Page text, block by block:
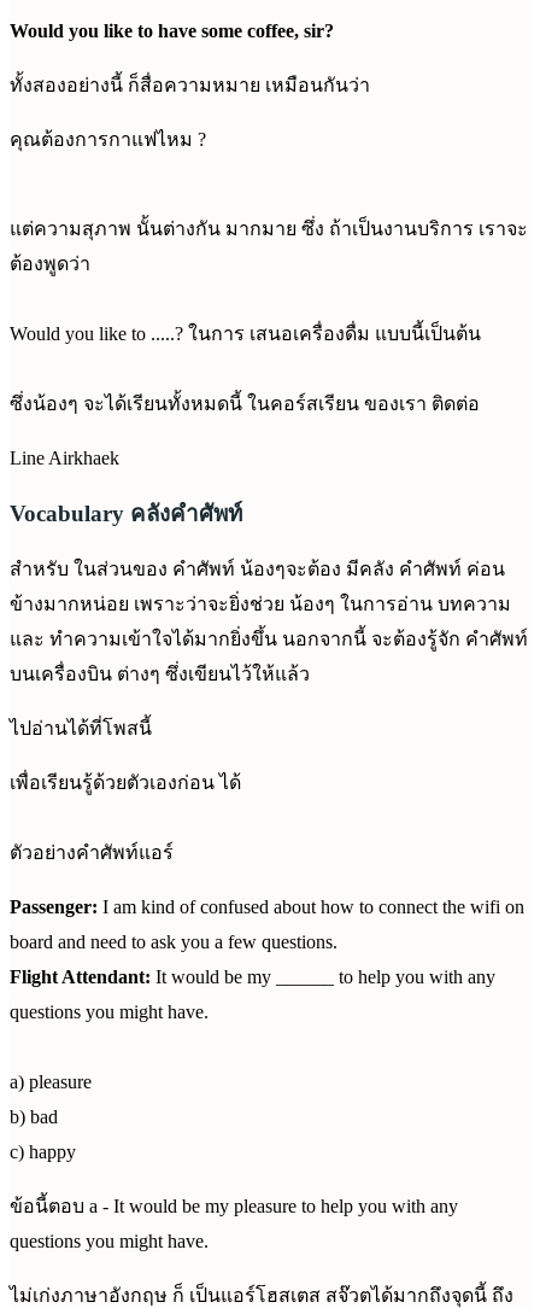
Would you like to have some coffee, sir?
ทั้งสองอย่างนี้ ก็สื่อความหมาย เหมือนกันว่า
คุณต้องการกาแฟไหม ?
แต่ความสุภาพ นั้นต่างกัน มากมาย ซึ่ง ถ้าเป็นงานบริการ เราจะ
ต้องพูดว่า
Would you like to .....? ในการ เสนอเครื่องดื่ม แบบนี้เป็นต้น
ซึ่งน้องๆ จะได้เรียนทั้งหมดนี้ ในคอร์สเรียน ของเรา ติดต่อ
Line Airkhaek
Vocabulary คลังคำศัพท์
สำหรับ ในส่วนของ คำศัพท์ น้องๆจะต้อง มีคลัง คำศัพท์ ค่อน
ข้างมากหน่อย เพราะว่าจะยิ่งช่วย น้องๆ ในการอ่าน บทความ
และ ทำความเข้าใจได้มากยิ่งขึ้น นอกจากนี้ จะต้องรู้จัก คำศัพท์
บนเครื่องบิน ต่างๆ ซึ่งเขียนไว้ให้แล้ว
ไปอ่านได้ที่โพสนี้
เพื่อเรียนรู้ด้วยตัวเองก่อน ได้
ตัวอย่างคำศัพท์แอร์
Passenger: I am kind of confused about how to connect the wifi on
board and need to ask you a few questions.
Flight Attendant: It would be my ______ to help you with any
questions you might have.
a) pleasure
b) bad
c) happy
ข้อนี้ตอบ a - It would be my pleasure to help you with any
questions you might have.
ไม่เก่งภาษาอังกฤษ ก็ เป็นแอร์โฮสเตส สจ๊วตได้มากถึงจุดนี้ ถึง